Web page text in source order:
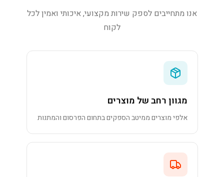
אנו מתחייבים לספק שירות מקצועי, איכותי ואמין לכל
לקוח
מגוון רחב של מוצרים
אלפי מוצרים ממיטב הספקים בתחום הפרסום והמתנות